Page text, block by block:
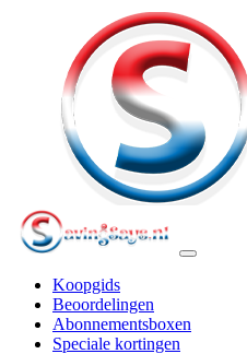
Koopgids
Beoordelingen
Abonnementsboxen
Speciale kortingen